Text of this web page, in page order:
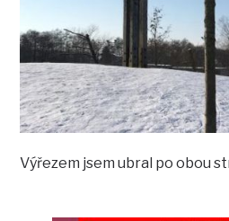
Výřezem jsem ubral po obou